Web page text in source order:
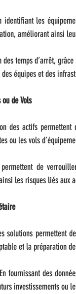
les
améliorant ainsi
temps d’arrêt,
équipes et des
de Vols
des actifs
ou les vols
de
les risques liés aux
solutions permettent
et la préparation
fournissant des
investissements ou